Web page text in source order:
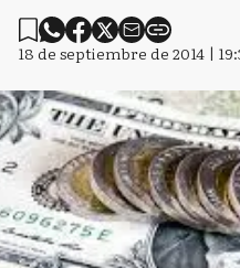
18 de septiembre de 2014 |